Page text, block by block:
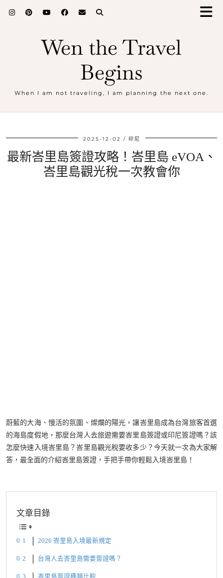
Wen the Travel
Begins
When I am not traveling, I am planning the next one.
2025-12-02 印尼
最新峇里島簽證攻略！峇里島 eVOA、
峇里島觀光稅一次教會你
蔚藍的大海、慢活的氛圍、燦爛的陽光，讓峇里島成為台灣旅客首選
的海島度假地，那麼台灣人去旅遊需要峇里島簽證或印尼簽證嗎？該
怎麼快速入境峇里島？峇里島觀光稅要收多少？今天就一次為大家解
答，最全面的介紹峇里島簽證，手把手帶你輕鬆入境峇里島！
文章目錄
2026 峇里島入境最新規定
台灣人去峇里島需要簽證嗎？
峇里島簽證種類比較